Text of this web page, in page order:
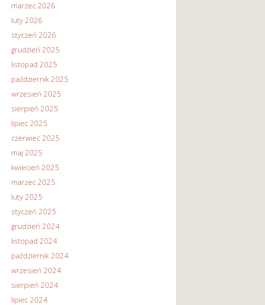
marzec 2026
luty 2026
styczeń 2026
grudzień 2025
listopad 2025
październik 2025
wrzesień 2025
sierpień 2025
lipiec 2025
czerwiec 2025
maj 2025
kwiecień 2025
marzec 2025
luty 2025
styczeń 2025
grudzień 2024
listopad 2024
październik 2024
wrzesień 2024
sierpień 2024
lipiec 2024